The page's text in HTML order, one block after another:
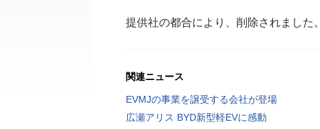
提供社の都合により、削除されました。
関連ニュース
EVMJの事業を譲受する会社が登場
広瀬アリス BYD新型軽EVに感動